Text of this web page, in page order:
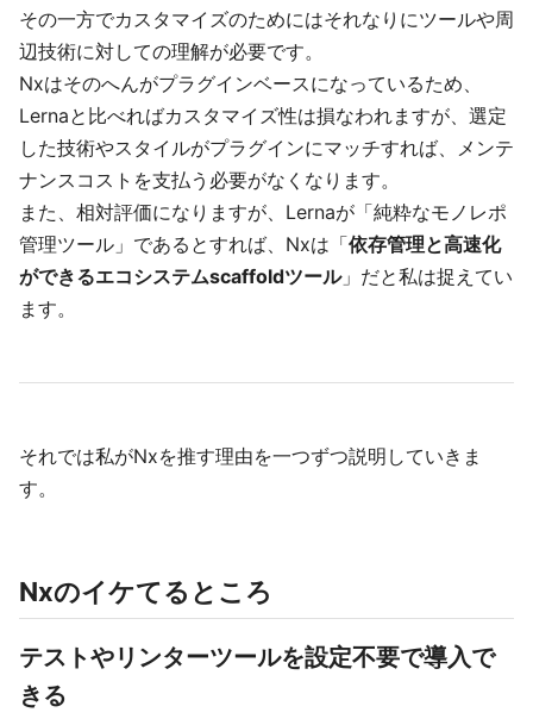
その一方でカスタマイズのためにはそれなりにツールや周
辺技術に対しての理解が必要です。
Nxはそのへんがプラグインベースになっているため、
Lernaと比べればカスタマイズ性は損なわれますが、選定
した技術やスタイルがプラグインにマッチすれば、メンテ
ナンスコストを支払う必要がなくなります。
また、相対評価になりますが、Lernaが「純粋なモノレポ
管理ツール」であるとすれば、Nxは「依存管理と高速化
ができるエコシステムscaffoldツール」だと私は捉えてい
ます。
それでは私がNxを推す理由を一つずつ説明していきま
す。
Nxのイケてるところ
テストやリンターツールを設定不要で導入で
きる